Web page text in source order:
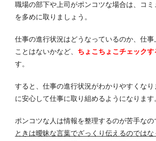
職場の部下や上司がポンコツな場合は、コミ
を多めに取りましょう。
仕事の進行状況はどうなっているのか、仕事
ことはないかなど、 ちょこちょこチェックす
す。
すると、仕事の進行状況がわかりやすくな
に安心して仕事に取り組めるようになります
ポンコツな人は情報を整理するのが苦手なの
ときは曖昧な言葉でざっくり伝えるのでは